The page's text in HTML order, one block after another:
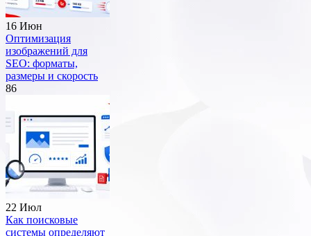
16 Июн
Оптимизация
изображений для
SEO: форматы,
размеры и скорость
86
22 Июл
Как поисковые
системы определяют